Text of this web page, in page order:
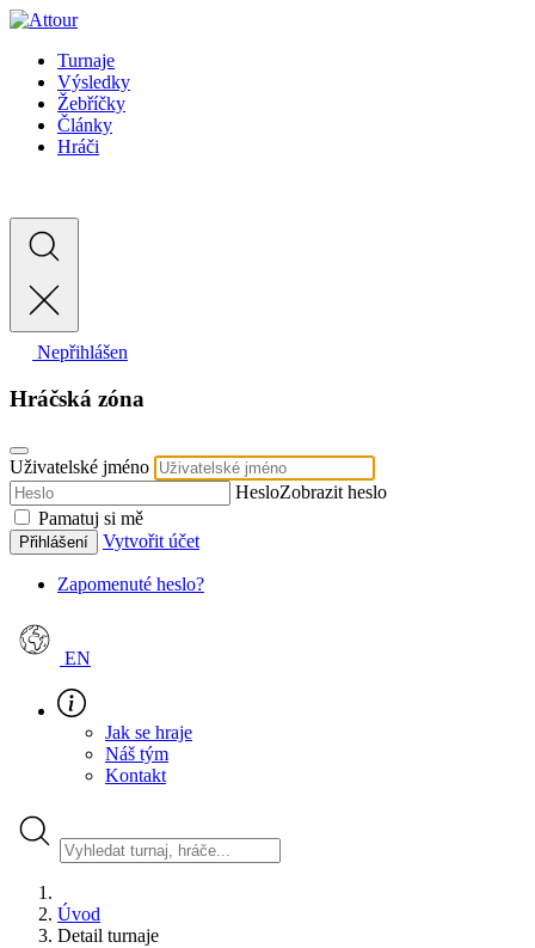
Turnaje
Výsledky
Žebříčky
Články
Hráči
Nepřihlášen
Hráčská zóna
Uživatelské jméno
HesloZobrazit heslo
Pamatuj si mě
Přihlášení Vytvořit účet
Zapomenuté heslo?
EN
Jak se hraje
Náš tým
Kontakt
Úvod
Detail turnaje